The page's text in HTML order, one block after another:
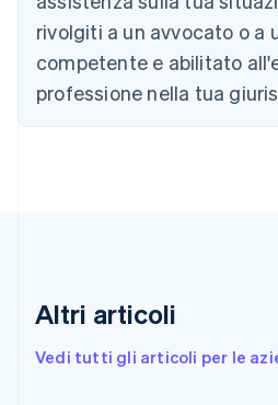
rivolgiti a un avvocato o a
competente e abilitato
professione nella tua
Altri articoli
Vedi tutti gli articoli per le
English
Canada
EnglishFrançais
Cina continentale
简体中文English
Cipro
English
Finlandia